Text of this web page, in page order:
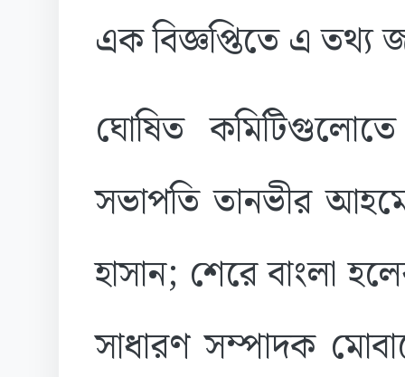
এক বিজ্ঞপ্তিতে এ তথ্য
ঘোষিত
সভাপতি তানভীর
হাসান; শেরে বাংলা
সাধারণ সম্পাদক